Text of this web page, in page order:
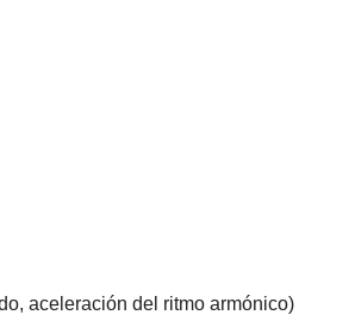
aceleración del ritmo armónico)